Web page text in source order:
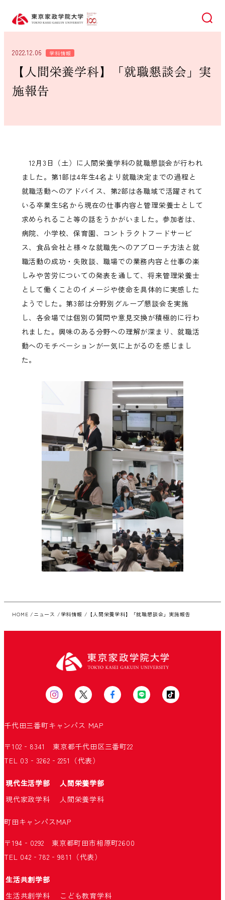
検索
2022.12.06 学科情報
【人間栄養学科】「就職懇談会」実
施報告
12月3日（土）に人間栄養学科の就職懇談会が行われ
ました。第1部は4年生4名より就職決定までの過程と
就職活動へのアドバイス、第2部は各職域で活躍されて
いる卒業生5名から現在の仕事内容と管理栄養士として
求められること等の話をうかがいました。参加者は、
病院、小学校、保育園、コントラクトフードサービ
ス、食品会社と様々な就職先へのアプローチ方法と就
職活動の成功・失敗談、職場での業務内容と仕事の楽
しみや苦労についての発表を通して、将来管理栄養士
として働くことのイメージや使命を具体的に実感した
ようでした。第3部は分野別グループ懇談会を実施
し、各会場では個別の質問や意見交換が積極的に行わ
れました。興味のある分野への理解が深まり、就職活
動へのモチベーションが一気に上がるのを感じまし
た。
HOME ニュース 学科情報 【人間栄養学科】「就職懇談会」実施報告
千代田三番町キャンパス MAP
〒102‐8341 東京都千代田区三番町22
TEL 03‐3262‐2251（代表）
現代生活学部
人間栄養学部
現代家政学科
人間栄養学科
町田キャンパスMAP
〒194‐0292 東京都町田市相原町2600
TEL 042‐782‐9811（代表）
生活共創学部
生活共創学科
こども教育学科